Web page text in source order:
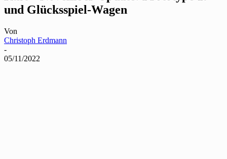
und Glücksspiel-Wagen
Von
Christoph Erdmann
-
05/11/2022